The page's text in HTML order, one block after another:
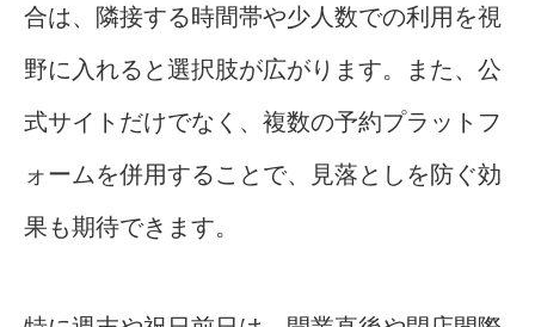
合は、隣接する時間帯や少人数での利用を視
野に入れると選択肢が広がります。また、公
式サイトだけでなく、複数の予約プラットフ
ォームを併用することで、見落としを防ぐ効
果も期待できます。